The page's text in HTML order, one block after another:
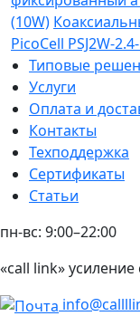
(10W)
PicoCell PSJ2W-
Типовые
Услуги
Оплата и
Контакты
Техподдержка
Сертификаты
Статьи
пн-вс: 9:00–22:00
«call link» усиление